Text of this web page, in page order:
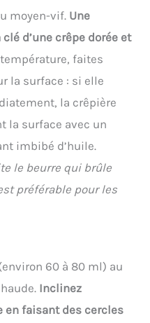
moyen-vif. Une
d’une crêpe dorée et
faites
la surface : si elle
la crêpière
la surface avec un
imbibé d’huile.
le beurre qui brûle
préférable pour les
60 à 80 ml) au
Inclinez
faisant des cercles